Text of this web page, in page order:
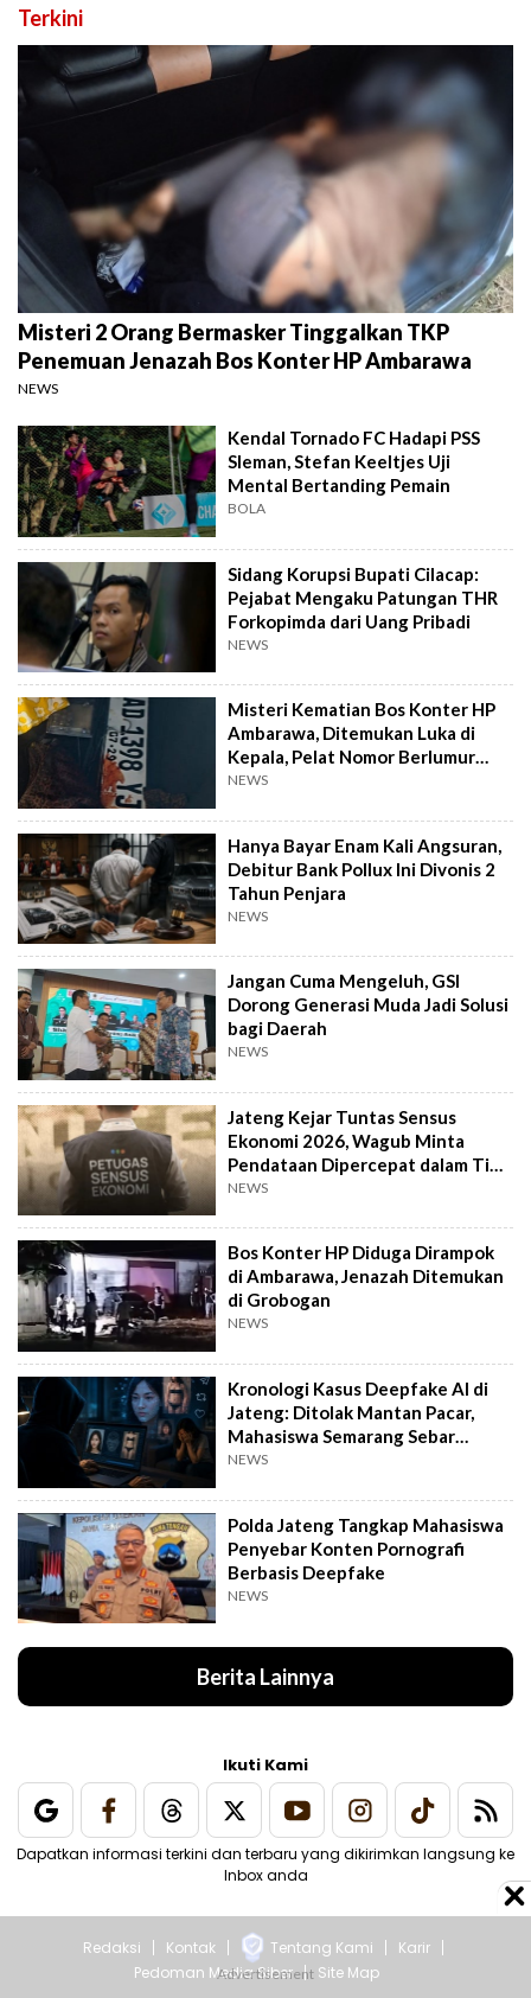
Terkini
Misteri 2 Orang Bermasker Tinggalkan TKP
Penemuan Jenazah Bos Konter HP Ambarawa
NEWS
Kendal Tornado FC Hadapi PSS
Sleman, Stefan Keeltjes Uji
Mental Bertanding Pemain
BOLA
Sidang Korupsi Bupati Cilacap:
Pejabat Mengaku Patungan THR
Forkopimda dari Uang Pribadi
NEWS
Misteri Kematian Bos Konter HP
Ambarawa, Ditemukan Luka di
Kepala, Pelat Nomor Berlumur
Darah
NEWS
Hanya Bayar Enam Kali Angsuran,
Debitur Bank Pollux Ini Divonis 2
Tahun Penjara
NEWS
Jangan Cuma Mengeluh, GSI
Dorong Generasi Muda Jadi Solusi
bagi Daerah
NEWS
Jateng Kejar Tuntas Sensus
Ekonomi 2026, Wagub Minta
Pendataan Dipercepat dalam Tiga
Pekan
NEWS
Bos Konter HP Diduga Dirampok
di Ambarawa, Jenazah Ditemukan
di Grobogan
NEWS
Kronologi Kasus Deepfake AI di
Jateng: Ditolak Mantan Pacar,
Mahasiswa Semarang Sebar
Konten Porno
NEWS
Polda Jateng Tangkap Mahasiswa
Penyebar Konten Pornografi
Berbasis Deepfake
NEWS
Berita Lainnya
Ikuti Kami
Dapatkan informasi terkini dan terbaru yang dikirimkan langsung ke
Inbox anda
Redaksi Kontak Tentang Kami
Karir
Pedoman Media Siber
Site Map